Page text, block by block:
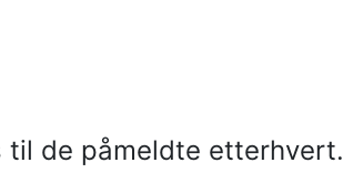
til de påmeldte etterhvert.